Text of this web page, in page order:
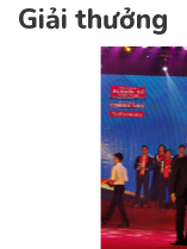
Giải thưởng